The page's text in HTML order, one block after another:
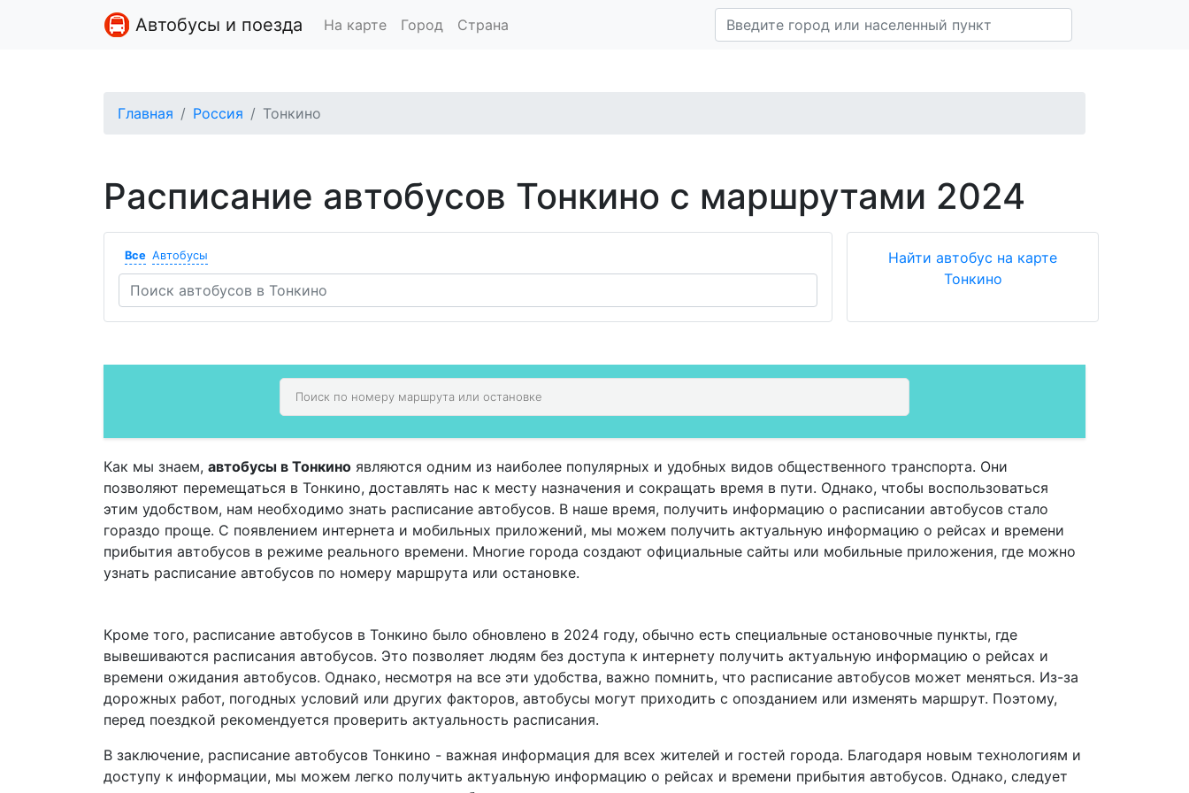
Автобусы и поезда На карте Город Страна
Главная Россия Тонкино
Расписание автобусов Тонкино с маршрутами 2024
Все Автобусы
Найти автобус на карте
Тонкино
Как мы знаем, автобусы в Тонкино являются одним из наиболее популярных и удобных видов общественного транспорта. Они
позволяют перемещаться в Тонкино, доставлять нас к месту назначения и сокращать время в пути. Однако, чтобы воспользоваться
этим удобством, нам необходимо знать расписание автобусов. В наше время, получить информацию о расписании автобусов стало
гораздо проще. С появлением интернета и мобильных приложений, мы можем получить актуальную информацию о рейсах и времени
прибытия автобусов в режиме реального времени. Многие города создают официальные сайты или мобильные приложения, где можно
узнать расписание автобусов по номеру маршрута или остановке.
Кроме того, расписание автобусов в Тонкино было обновлено в 2024 году, обычно есть специальные остановочные пункты, где
вывешиваются расписания автобусов. Это позволяет людям без доступа к интернету получить актуальную информацию о рейсах и
времени ожидания автобусов. Однако, несмотря на все эти удобства, важно помнить, что расписание автобусов может меняться. Из-за
дорожных работ, погодных условий или других факторов, автобусы могут приходить с опозданием или изменять маршрут. Поэтому,
перед поездкой рекомендуется проверить актуальность расписания.
В заключение, расписание автобусов Тонкино - важная информация для всех жителей и гостей города. Благодаря новым технологиям и
доступу к информации, мы можем легко получить актуальную информацию о рейсах и времени прибытия автобусов. Однако, следует